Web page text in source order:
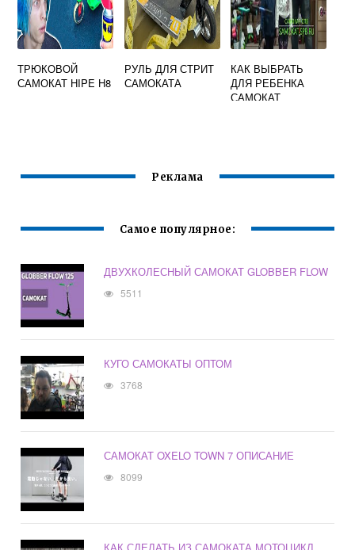
ТРЮКОВОЙ
САМОКАТ HIPE H8
РУЛЬ ДЛЯ СТРИТ
САМОКАТА
КАК ВЫБРАТЬ
ДЛЯ РЕБЕНКА
САМОКАТ
Реклама
Самое популярное:
ДВУХКОЛЕСНЫЙ САМОКАТ GLOBBER FLOW
5511
КУГО САМОКАТЫ ОПТОМ
3768
САМОКАТ OXELO TOWN 7 ОПИСАНИЕ
8099